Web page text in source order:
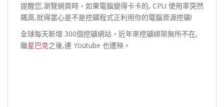
提醒您,瀏覽網頁時，如果電腦變得卡卡的, CPU 使用率突然
飆高,就得當心是不是挖礦程式正利用你的電腦資源挖礦!
全球每天新增 300個挖礦網站，近年來挖礦綁架無所不在,
繼星巴克之後,連 Youtube 也遭殃。